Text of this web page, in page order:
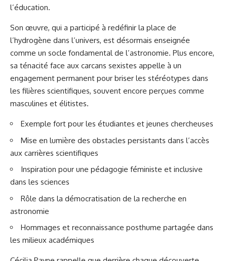
l’éducation.
Son œuvre, qui a participé à redéfinir la place de
l’hydrogène dans l’univers, est désormais enseignée
comme un socle fondamental de l’astronomie. Plus encore,
sa ténacité face aux carcans sexistes appelle à un
engagement permanent pour briser les stéréotypes dans
les filières scientifiques, souvent encore perçues comme
masculines et élitistes.
Exemple fort pour les étudiantes et jeunes chercheuses
Mise en lumière des obstacles persistants dans l’accès
aux carrières scientifiques
Inspiration pour une pédagogie féministe et inclusive
dans les sciences
Rôle dans la démocratisation de la recherche en
astronomie
Hommages et reconnaissance posthume partagée dans
les milieux académiques